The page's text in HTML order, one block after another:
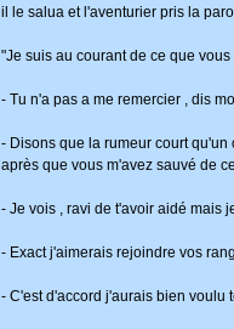
il le salua et l'aventurier pris la
"Je suis au courant de ce que
- Tu n'a pas a me remercier , dis
- Disons que la rumeur court
après que vous m'avez sauvé de
- Je vois , ravi de t'avoir aidé mais
- Exact j'aimerais rejoindre vos
- C'est d'accord j'aurais bien voulu